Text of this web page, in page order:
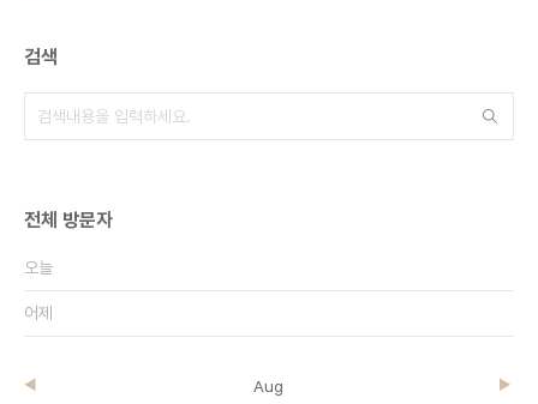
검색
전체 방문자
오늘
어제
◀ Aug ▶